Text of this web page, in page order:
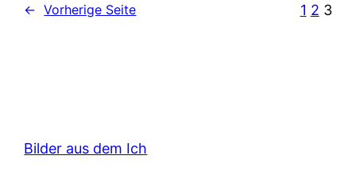
← Vorherige Seite 1 2 3
Bilder aus dem Ich